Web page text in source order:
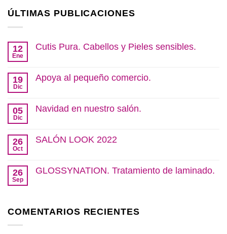
ÚLTIMAS PUBLICACIONES
12
Ene
Cutis Pura. Cabellos y Pieles sensibles.
en
y
19
Dic
Apoya al pequeño comercio.
comentarios
en
comercio.
05
Dic
Navidad en nuestro salón.
comentarios
en
salón.
26
Oct
SALÓN LOOK 2022
en
26
Sep
GLOSSYNATION. Tratamiento de laminado.
GLOSSYNATION.
COMENTARIOS RECIENTES